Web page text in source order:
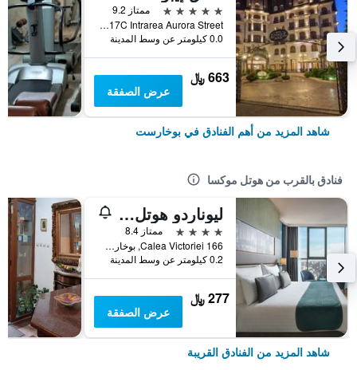
5 نجوم
ممتاز 9.2
17C Intrarea Aurora Street, بوخارست, رومانيا
0.0 كيلومتر عن وسط المدينة
663 ﷼
عرض الصفقة
شاهد المزيد من أهم الفنادق في بوخارست
فنادق بالقرب من هوتل موكسا
ليوناردو هوتل بوكارست سيتي سنتر
4 نجوم
ممتاز 8.4
166 Calea Victoriei, بوخارست, رومانيا
0.2 كيلومتر عن وسط المدينة
277 ﷼
عرض الصفقة
شاهد المزيد من الفنادق القريبة